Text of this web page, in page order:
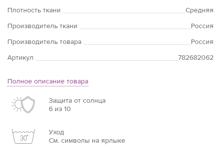
Плотность ткани
Средняя
Производитель ткани
Россия
Производитель товара
Россия
Артикул
782682062
Полное описание товара
Защита от солнца
6 из 10
Уход
См. символы на ярлыке